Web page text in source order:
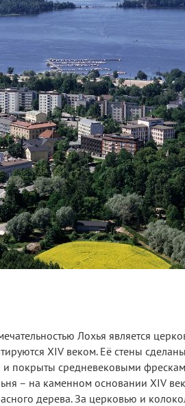
Лохья является
XIV веком. Её стены
и покрыты средневековыми
– на каменном основании XIV
дерева. За церковью и